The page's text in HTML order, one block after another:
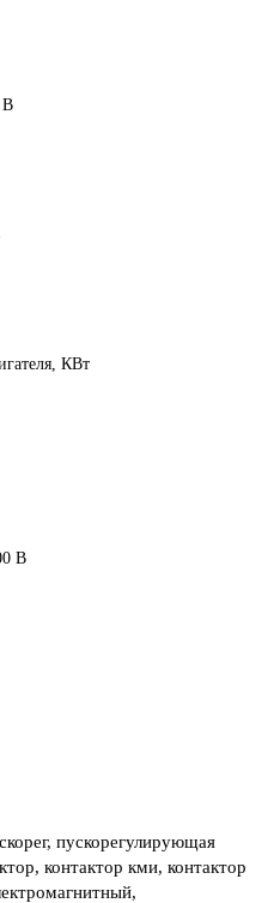
В
КВт
В
пускорегулирующая
контактор кми, контактор